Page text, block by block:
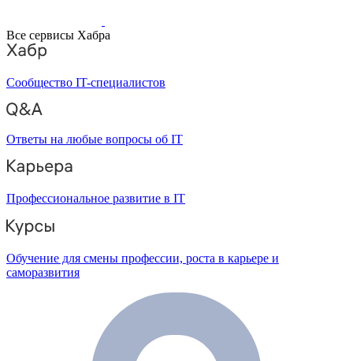
Все сервисы Хабра
Сообщество IT-специалистов
Ответы на любые вопросы об IT
Профессиональное развитие в IT
Обучение для смены профессии, роста в карьере и
саморазвития